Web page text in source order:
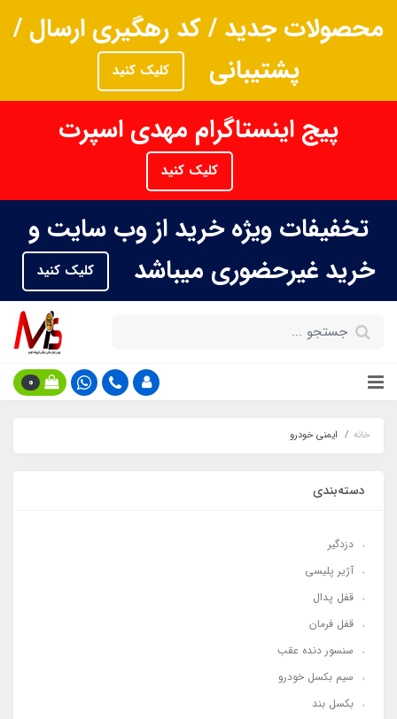
محصولات جدید / کد رهگیری ارسال /
پشتیبانی
کلیک کنید
پیج اینستاگرام مهدی اسپرت
کلیک کنید
تخفیفات ویژه خرید از وب سایت و
خرید غیرحضوری میباشد
کلیک کنید
0
خانه ایمنی خودرو
دسته‌بندی
دزدگیر
آژیر پلیسی
قفل پدال
قفل فرمان
سنسور دنده عقب
سیم بکسل خودرو
بکسل بند